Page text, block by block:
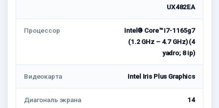
UX482EA
Процессор
Intel® Core™ i7-1165g7
(1.2 GHz – 4.7 GHz) (4
yadro; 8 ip)
Видеокарта Intel Iris Plus Graphics
Диагональ экрана 14